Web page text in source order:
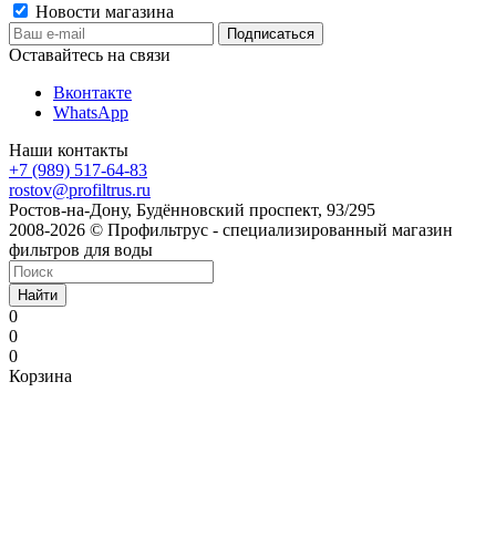
Новости магазина
Оставайтесь на связи
Вконтакте
WhatsApp
Наши контакты
+7 (989) 517-64-83
rostov@profiltrus.ru
Ростов-на-Дону, Будённовский проспект, 93/295
2008-2026 © Профильтрус - специализированный магазин
фильтров для воды
Найти
0
0
0
Корзина